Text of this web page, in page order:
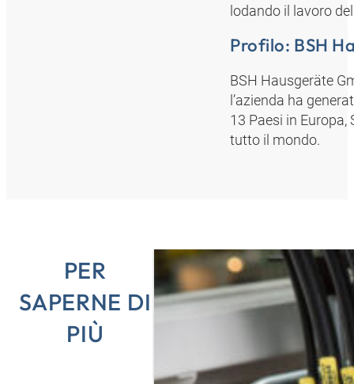
lodando il lavoro
Profilo: BSH
BSH Hausgeräte
l’azienda ha
13 Paesi in
tutto il mondo.
PER
SAPERNE DI
PIÙ